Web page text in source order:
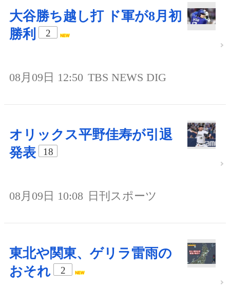
大谷勝ち越し打 ド軍が8月初
勝利
2
08月09日 12:50 TBS NEWS DIG
オリックス平野佳寿が引退
発表
18
08月09日 10:08 日刊スポーツ
東北や関東、ゲリラ雷雨の
おそれ
2